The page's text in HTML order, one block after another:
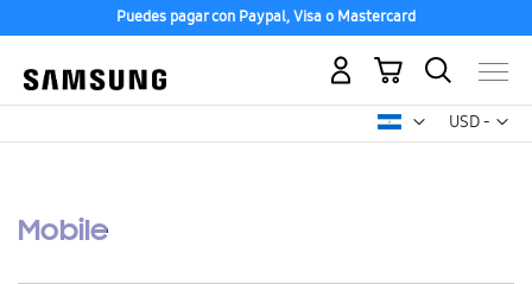
Puedes pagar con Paypal, Visa o Mastercard
USD -
dólar
Mi carrito
Mobile